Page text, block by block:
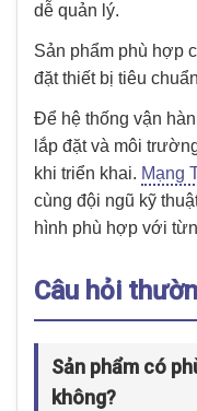
dễ quản lý.
Sản phẩm phù hợp
đặt thiết bị tiêu
Để hệ thống vận
lắp đặt và môi
khi triển khai. Mạng
cùng đội ngũ kỹ
hình phù hợp với
Câu hỏi
Sản phẩm có
không?